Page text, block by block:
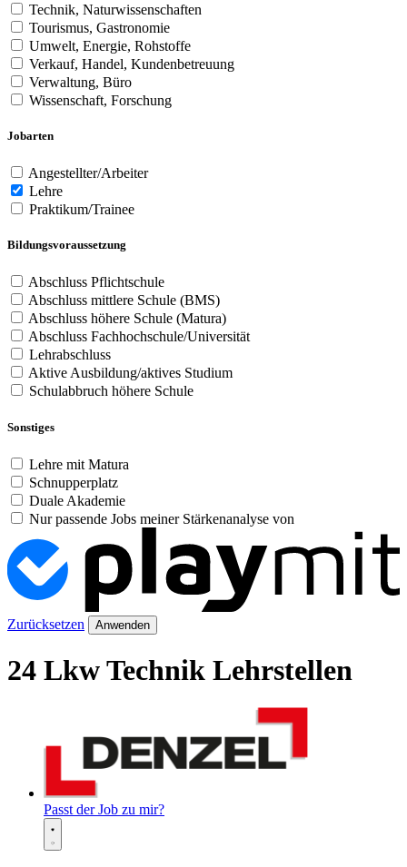
Technik, Naturwissenschaften
Tourismus, Gastronomie
Umwelt, Energie, Rohstoffe
Verkauf, Handel, Kundenbetreuung
Verwaltung, Büro
Wissenschaft, Forschung
Jobarten
Angestellter/Arbeiter
Lehre
Praktikum/Trainee
Bildungsvoraussetzung
Abschluss Pflichtschule
Abschluss mittlere Schule (BMS)
Abschluss höhere Schule (Matura)
Abschluss Fachhochschule/Universität
Lehrabschluss
Aktive Ausbildung/aktives Studium
Schulabbruch höhere Schule
Sonstiges
Lehre mit Matura
Schnupperplatz
Duale Akademie
Nur passende Jobs meiner Stärkenanalyse von
Zurücksetzen Anwenden
24 Lkw Technik Lehrstellen
Passt der Job zu mir?